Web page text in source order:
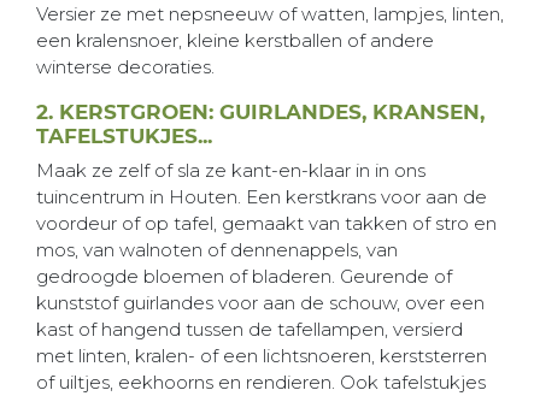
Versier ze met nepsneeuw of watten, lampjes, linten,
een kralensnoer, kleine kerstballen of andere
winterse decoraties.
2. KERSTGROEN: GUIRLANDES, KRANSEN,
TAFELSTUKJES...
Maak ze zelf of sla ze kant-en-klaar in in ons
tuincentrum in Houten. Een kerstkrans voor aan de
voordeur of op tafel, gemaakt van takken of stro en
mos, van walnoten of dennenappels, van
gedroogde bloemen of bladeren. Geurende of
kunststof guirlandes voor aan de schouw, over een
kast of hangend tussen de tafellampen, versierd
met linten, kralen- of een lichtsnoeren, kerststerren
of uiltjes, eekhoorns en rendieren. Ook tafelstukjes